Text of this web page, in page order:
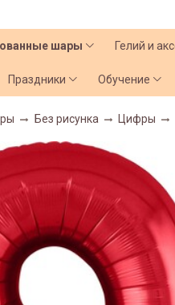
шары Гелий и
Праздники Обучение
Без рисунка Цифры